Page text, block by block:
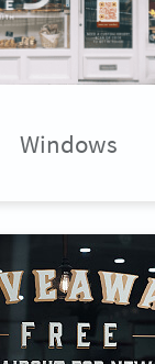
Windows